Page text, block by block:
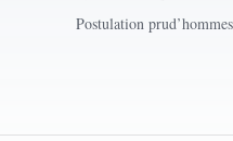
Postulation